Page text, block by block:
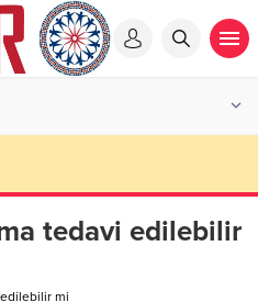
tedavi edilebilir
mi